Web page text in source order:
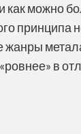
как можно
принципа
в